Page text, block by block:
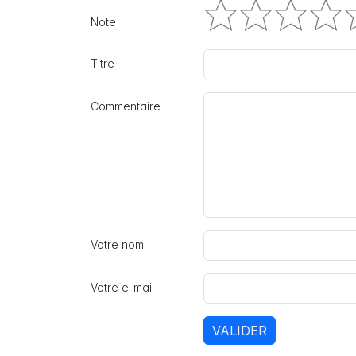
Note
Titre
Commentaire
Votre nom
Votre e-mail
VALIDER